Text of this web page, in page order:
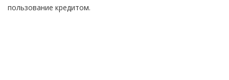
пользование кредитом.